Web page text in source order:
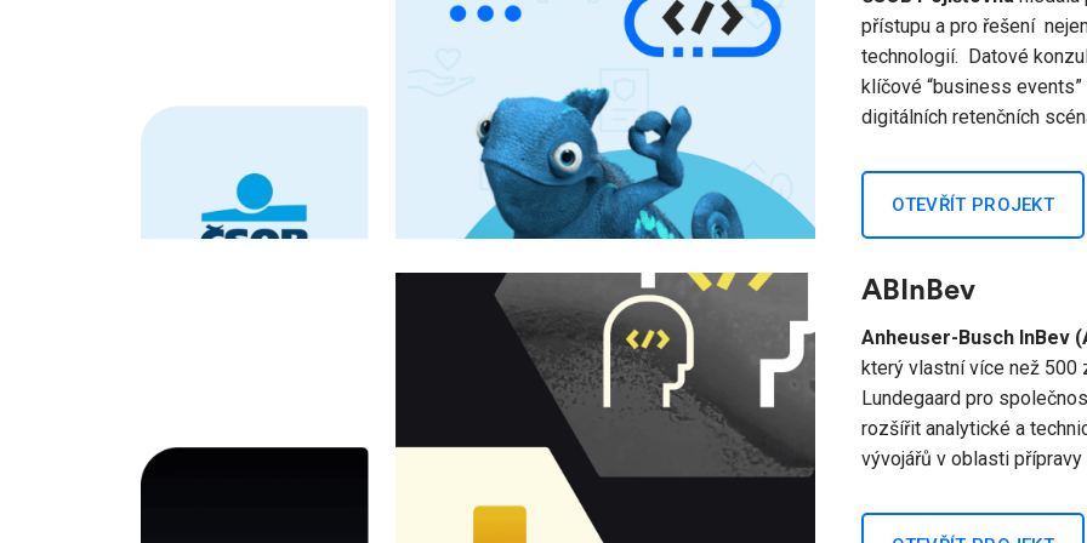
přístupu a pro řešení
technologií. Datové
klíčové “business
digitálních retenčních
OTEVŘÍT PROJEKT
ABInBev
Anheuser-Busch InBev
který vlastní více než 500
Lundegaard pro
rozšířit analytické a
vývojářů v oblasti přípravy